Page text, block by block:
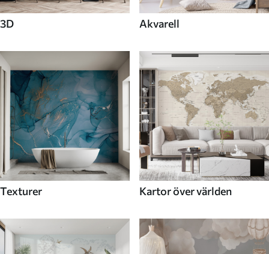
3D Akvarell
Texturer Kartor över världen